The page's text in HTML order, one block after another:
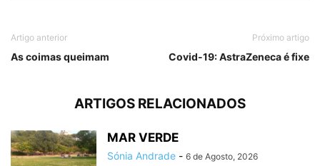
Artigo anterior
As coimas queimam
Próximo artigo
Covid-19: AstraZeneca é fixe
ARTIGOS RELACIONADOS
MAR VERDE
Sónia Andrade - 6 de Agosto, 2026